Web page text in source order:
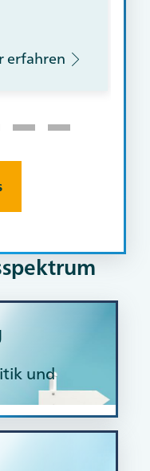
erfahren
und